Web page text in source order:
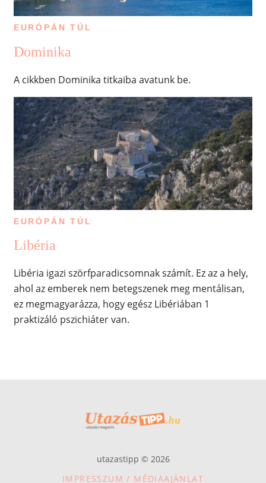
EURÓPÁN TÚL
Dominika
A cikkben Dominika titkaiba avatunk be.
EURÓPÁN TÚL
Libéria
Libéria igazi szörfparadicsomnak számít. Ez az a hely,
ahol az emberek nem betegszenek meg mentálisan,
ez megmagyarázza, hogy egész Libériában 1
praktizáló pszichiáter van.
utazastipp © 2026
IMPRESSZUM / MÉDIAAJÁNLAT